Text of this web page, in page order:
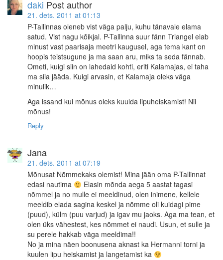
daki Post author
21. dets. 2011 at 01:13
P-Tallinnas oleneb vist väga palju, kuhu tänavale elama
satud. Vist nagu kõikjal. P-Tallinna suur fänn Triangel elab
minust vast paarisaja meetri kaugusel, aga tema kant on
hoopis teistsugune ja ma saan aru, miks ta seda fännab.
Ometi, kuigi siin on lahedaid kohti, eriti Kalamajas, ei taha
ma siia jääda. Kuigi arvasin, et Kalamaja oleks väga
minulik…
Aga issand kui mõnus oleks kuulda lipuheiskamist! Nii
mõnus!
Reply
Jana
21. dets. 2011 at 07:19
Mõnusat Nõmmekaks olemist! Mina jään oma P-Tallinnat
edasi nautima
Elasin mõnda aega 5 aastat tagasi
nõmmel ja no mulle ei meeldinud, olen inimene, kellele
meeldib elada sagina keskel ja nõmme oli kuidagi pime
(puud), külm (puu varjud) ja igav mu jaoks. Aga ma tean, et
olen üks vähestest, kes nõmmet ei naudi. Usun, et sulle ja
su perele hakkab väga meeldima!!
No ja mina näen boonusena aknast ka Hermanni torni ja
kuulen lipu heiskamist ja langetamist ka